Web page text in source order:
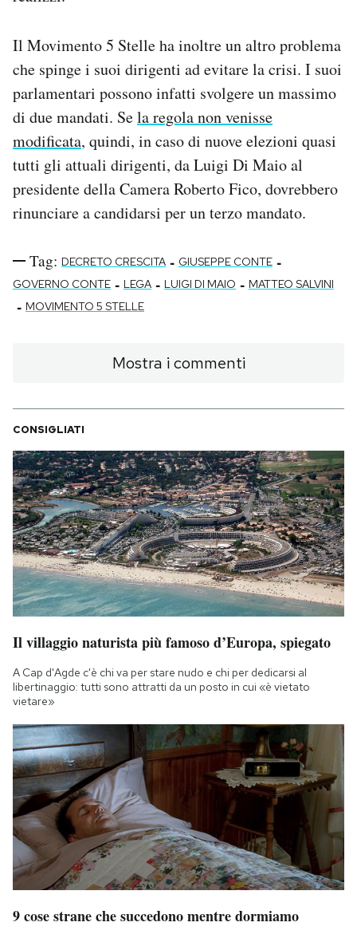
Il Movimento 5 Stelle ha inoltre un altro problema
che spinge i suoi dirigenti ad evitare la crisi. I suoi
parlamentari possono infatti svolgere un massimo
di due mandati. Sela regola non venisse
modificata, quindi, in caso di nuove elezioni quasi
tutti gli attuali dirigenti, da Luigi Di Maio al
presidente della Camera Roberto Fico, dovrebbero
rinunciare a candidarsi per un terzo mandato.
Tag: DECRETO CRESCITA - GIUSEPPE CONTE -
GOVERNO CONTE - LEGA - LUIGI DI MAIO - MATTEO SALVINI
- MOVIMENTO 5 STELLE
Mostra i commenti
CONSIGLIATI
Il villaggio naturista più famoso d’Europa, spiegato
A Cap d'Agde c'è chi va per stare nudo e chi per dedicarsi al
libertinaggio: tutti sono attratti da un posto in cui «è vietato
vietare»
9 cose strane che succedono mentre dormiamo